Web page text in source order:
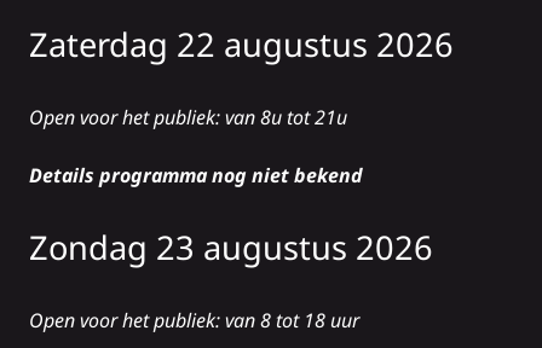
Zaterdag 22 augustus 2026
Open voor het publiek: van 8u tot 21u
Details programma nog niet bekend
Zondag 23 augustus 2026
Open voor het publiek: van 8 tot 18 uur